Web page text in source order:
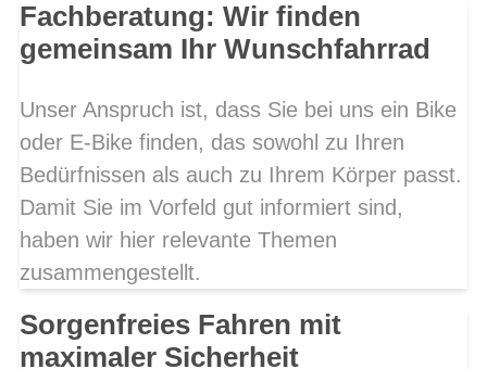
Fachberatung: Wir finden
gemeinsam Ihr Wunschfahrrad
Unser Anspruch ist, dass Sie bei uns ein Bike
oder E-Bike finden, das sowohl zu Ihren
Bedürfnissen als auch zu Ihrem Körper passt.
Damit Sie im Vorfeld gut informiert sind,
haben wir hier relevante Themen
zusammengestellt.
Sorgenfreies Fahren mit
maximaler Sicherheit